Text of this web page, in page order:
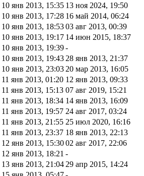
10 янв 2013, 15:35 13 ноя 2024, 19:50
10 янв 2013, 17:28 16 май 2014, 06:24
10 янв 2013, 18:5303 авг 2013, 00:39
10 янв 2013, 19:17 14 июн 2015, 18:37
10 янв 2013, 19:39-
10 янв 2013, 19:43 28 янв 2013, 21:37
10 янв 2013, 23:03 20 мар 2013, 16:05
11 янв 2013, 01:20 12 янв 2013, 09:33
11 янв 2013, 15:13 07 авг 2019, 15:21
11 янв 2013, 18:34 14 янв 2013, 16:09
11 янв 2013, 19:57 24 авг 2017, 03:24
11 янв 2013, 21:55 25 июл 2020, 16:16
11 янв 2013, 23:37 18 янв 2013, 22:13
12 янв 2013, 15:3002 авг 2017, 22:06
12 янв 2013, 18:21 -
13 янв 2013, 21:04 29 апр 2015, 14:24